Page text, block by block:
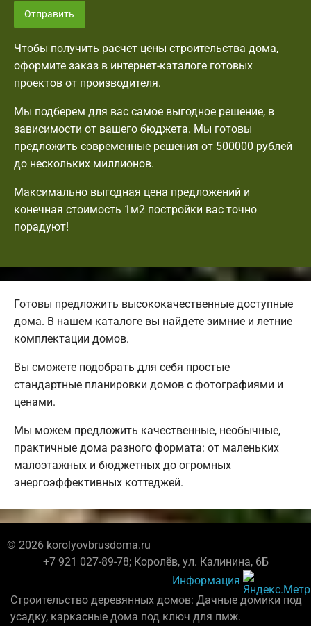
Отправить
Чтобы получить расчет цены строительства дома,
оформите заказ в интернет-каталоге готовых
проектов от производителя.
Мы подберем для вас самое выгодное решение, в
зависимости от вашего бюджета. Мы готовы
предложить современные решения от 500000 рублей
до нескольких миллионов.
Максимально выгодная цена предложений и
конечная стоимость 1м2 постройки вас точно
порадуют!
Готовы предложить высококачественные доступные
дома. В нашем каталоге вы найдете зимние и летние
комплектации домов.
Вы сможете подобрать для себя простые
стандартные планировки домов с фотографиями и
ценами.
Мы можем предложить качественные, необычные,
практичные дома разного формата: от маленьких
малоэтажных и бюджетных до огромных
энергоэффективных коттеджей.
© 2026 korolyovbrusdoma.ru
+7 921 027-89-78; Королёв, ул. Калинина, 6Б
Информация
Строительство деревянных домов: Дачные домики под
усадку, каркасные дома под ключ для пмж.